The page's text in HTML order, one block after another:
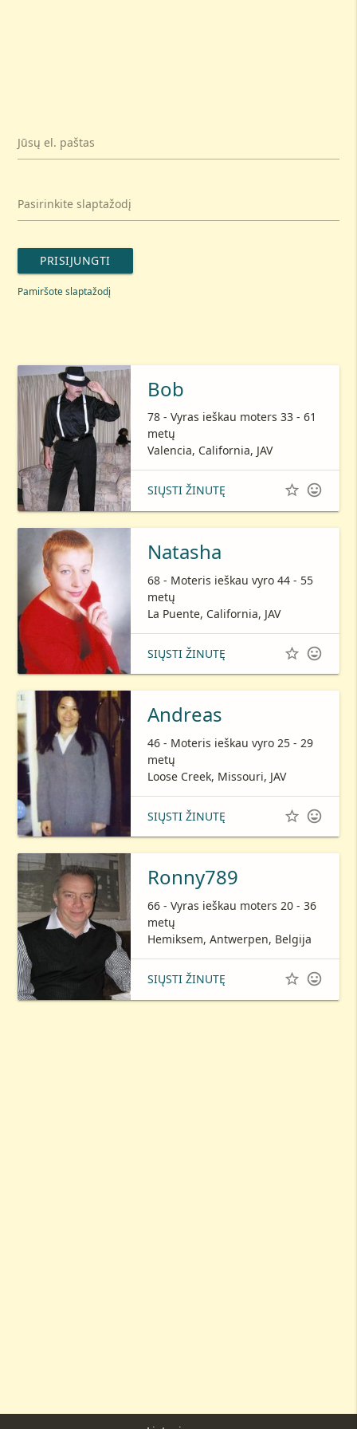
Jūsų el. paštas
Pasirinkite slaptažodį
PRISIJUNGTI
Pamiršote slaptažodį
Bob
78 - Vyras ieškau moters 33 - 61
metų
Valencia, California, JAV
SIŲSTI ŽINUTĘ  
Natasha
68 - Moteris ieškau vyro 44 - 55
metų
La Puente, California, JAV
SIŲSTI ŽINUTĘ  
Andreas
46 - Moteris ieškau vyro 25 - 29
metų
Loose Creek, Missouri, JAV
SIŲSTI ŽINUTĘ  
Ronny789
66 - Vyras ieškau moters 20 - 36
metų
Hemiksem, Antwerpen, Belgija
SIŲSTI ŽINUTĘ  